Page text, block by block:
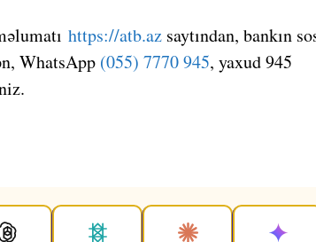
https://atb.az saytından, bankın
WhatsApp (055) 7770 945, yaxud 945